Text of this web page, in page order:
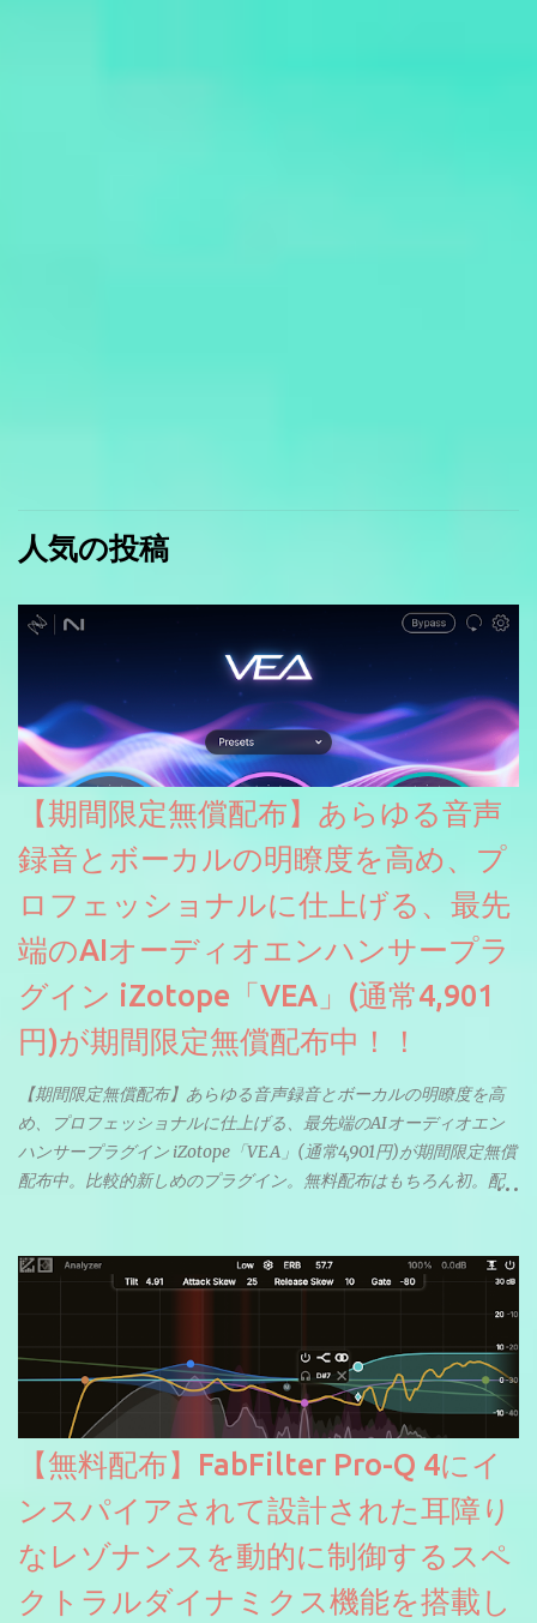
人気の投稿
【期間限定無償配布】あらゆる音声
録音とボーカルの明瞭度を高め、プ
ロフェッショナルに仕上げる、最先
端のAIオーディオエンハンサープラ
グイン iZotope「VEA」(通常4,901
円)が期間限定無償配布中！！
【期間限定無償配布】あらゆる音声録音とボーカルの明瞭度を高
め、プロフェッショナルに仕上げる、最先端のAIオーディオエン
ハンサープラグイン iZotope「VEA」(通常4,901円)が期間限定無償
配布中。比較的新しめのプラグイン。無料配布はもちろん初。配
【無料配布】FabFilter Pro-Q 4にイ
ンスパイアされて設計された耳障り
なレゾナンスを動的に制御するスペ
クトラルダイナミクス機能を搭載し